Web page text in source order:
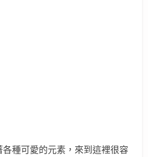
各種可愛的元素，來到這裡很容